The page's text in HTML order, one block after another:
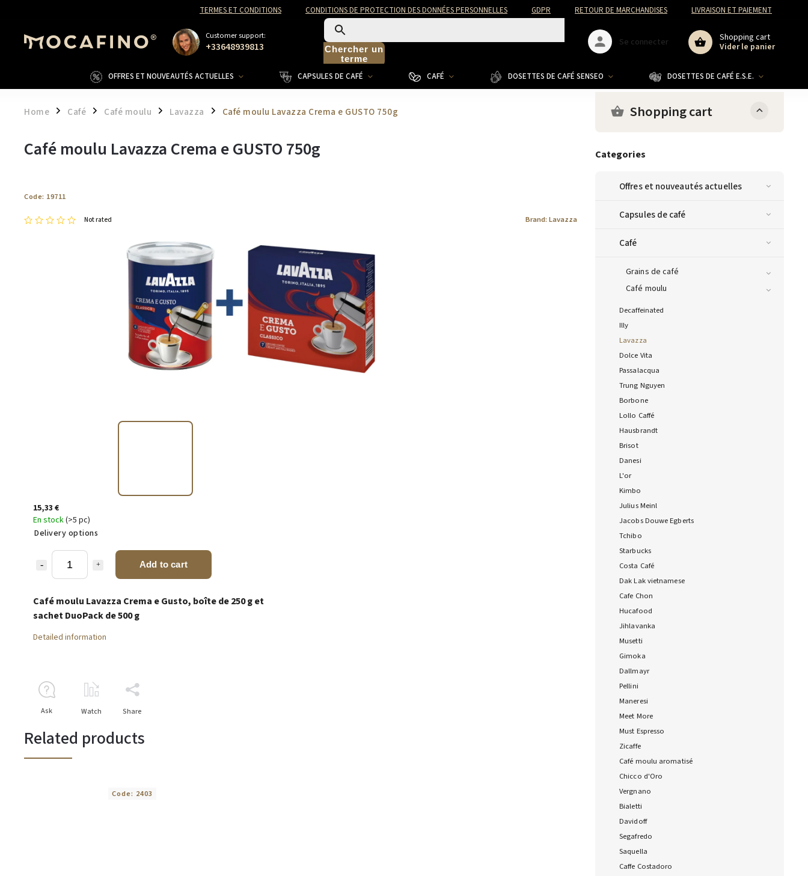
TERMES ET CONDITIONS CONDITIONS DE PROTECTION DES DONNÉES PERSONNELLES GDPR RETOUR DE MARCHANDISES LIVRAISON ET PAIEMENT
Customer support:
+33648939813
Chercher un
terme
Shopping cart
Vider le panier
Se connecter
OFFRES ET NOUVEAUTÉS ACTUELLES CAPSULES DE CAFÉ CAFÉ DOSETTES DE CAFÉ SENSEO DOSETTES DE CAFÉ E.S.E.
Home / Café / Café moulu / Lavazza / Café moulu Lavazza Crema e GUSTO 750g Shopping cart
Categories
Offres et nouveautés actuelles
Capsules de café
Café
Grains de café
Café moulu
Decaffeinated
Illy
Lavazza
Dolce Vita
Passalacqua
Trung Nguyen
Borbone
Lollo Caffé
Hausbrandt
Brisot
Danesi
L'or
Kimbo
Julius Meinl
Jacobs Douwe Egberts
Tchibo
Starbucks
Costa Café
Dak Lak vietnamese
Cafe Chon
Hucafood
Jihlavanka
Musetti
Gimoka
Dallmayr
Pellini
Maneresi
Meet More
Must Espresso
Zicaffe
Café moulu aromatisé
Chicco d'Oro
Vergnano
Bialetti
Davidoff
Segafredo
Saquella
Caffe Costadoro
Café moulu Lavazza Crema e GUSTO 750g
Code: 19711
Not rated Brand: Lavazza
15,33 €
En stock(>5 pc)
Delivery options
Add to cart
Café moulu Lavazza Crema e Gusto, boîte de 250 g et
sachet DuoPack de 500 g
Detailed information
Ask Watch Share
Related products
Code: 2403